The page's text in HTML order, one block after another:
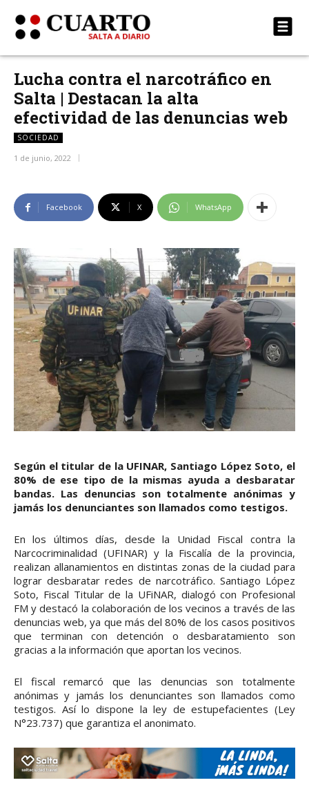
Lucha contra el narcotráfico en
Salta | Destacan la alta
efectividad de las denuncias web
SOCIEDAD
1 de junio, 2022
Facebook X WhatsApp
Según el titular de la UFINAR, Santiago López Soto, el
80% de ese tipo de la mismas ayuda a desbaratar
bandas. Las denuncias son totalmente anónimas y
jamás los denunciantes son llamados como testigos.
En los últimos días, desde la Unidad Fiscal contra la
Narcocriminalidad (UFINAR) y la Fiscalía de la provincia,
realizan allanamientos en distintas zonas de la ciudad para
lograr desbaratar redes de narcotráfico. Santiago López
Soto, Fiscal Titular de la UFiNAR, dialogó con Profesional
FM y destacó la colaboración de los vecinos a través de las
denuncias web, ya que más del 80% de los casos positivos
que terminan con detención o desbaratamiento son
gracias a la información que aportan los vecinos.
El fiscal remarcó que las denuncias son totalmente
anónimas y jamás los denunciantes son llamados como
testigos. Así lo dispone la ley de estupefacientes (Ley
N°23.737) que garantiza el anonimato.